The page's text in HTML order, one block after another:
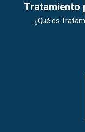
Tratamiento
¿Qué es